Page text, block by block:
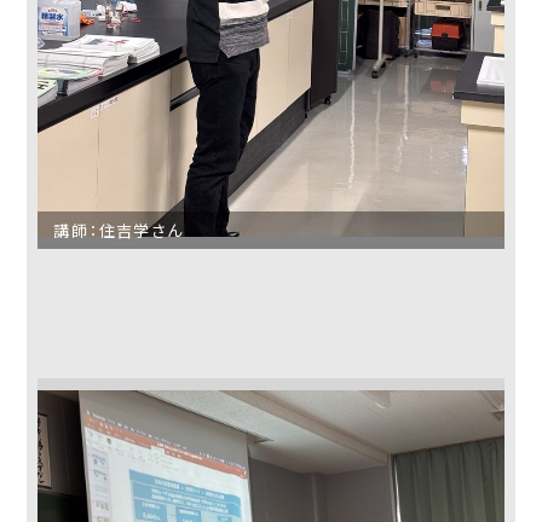
学校法人 東福岡学園
東福岡高等学校
東福岡自彊館中学校
東福岡学園 自由ヶ丘
幼稚園
講師：住吉学さん